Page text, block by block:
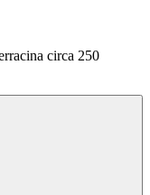
circa 250